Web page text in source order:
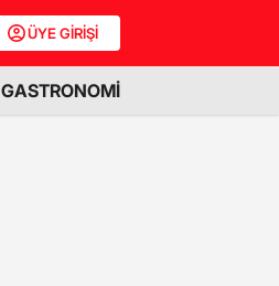
ÜYE GİRİŞİ
GASTRONOMİ